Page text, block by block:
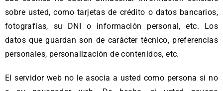
sobre usted, como tarjetas de crédito o datos bancarios,
fotografías, su DNI o información personal, etc. Los
datos que guardan son de carácter técnico, preferencias
personales, personalización de contenidos, etc.
El servidor web no le asocia a usted como persona si no